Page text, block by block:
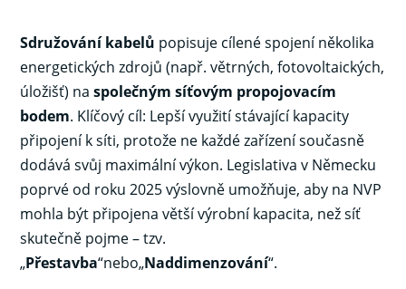
Sdružování kabelů popisuje cílené spojení několika
energetických zdrojů (např. větrných, fotovoltaických,
úložišť) naspolečným síťovým propojovacím
bodem. Klíčový cíl: Lepší využití stávající kapacity
připojení k síti, protože ne každé zařízení současně
dodává svůj maximální výkon. Legislativa v Německu
poprvé od roku 2025 výslovně umožňuje, aby na NVP
mohla být připojena větší výrobní kapacita, než síť
skutečně pojme – tzv.
„Přestavba“nebo„Naddimenzování“.